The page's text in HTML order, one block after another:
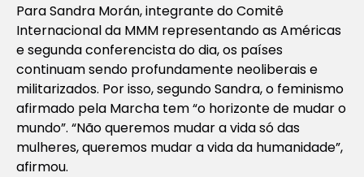
Para Sandra Morán, integrante do Comitê
Internacional da MMM representando as Américas
e segunda conferencista do dia, os países
continuam sendo profundamente neoliberais e
militarizados. Por isso, segundo Sandra, o feminismo
afirmado pela Marcha tem “o horizonte de mudar o
mundo”. “Não queremos mudar a vida só das
mulheres, queremos mudar a vida da humanidade”,
afirmou.